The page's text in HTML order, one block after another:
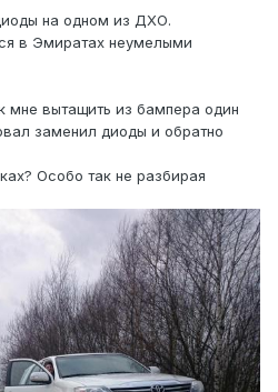
на одном из ДХО.
в Эмиратах неумелыми
мне вытащить из бампера один
заменил диоды и обратно
Особо так не разбирая